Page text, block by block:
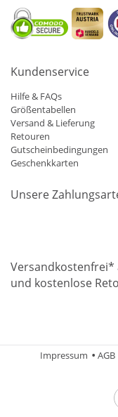
Kundenservice
Hilfe & FAQs
Größentabellen
Versand & Lieferung
Retouren
Gutscheinbedingungen
Geschenkkarten
Unsere
Versandkostenfrei*
und kostenlose
Impressum AGB